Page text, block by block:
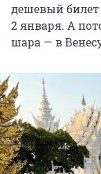
дешевый билет
2 января. А
шара — в